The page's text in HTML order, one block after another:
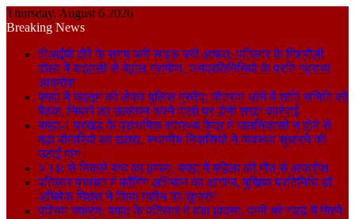
Thursday, August 6 2026
Breaking News
वीआईपी दौरे के समय बनी सड़क बनी आफत, पतिलार के मिश्रौली
टोला में बदहाली से बेहाल ग्रामीण, जनप्रतिनिधियों के प्रति गहराया
आक्रोश
बगहा में चहलूम को लेकर पुलिस मुस्तैद: चौतरवा थाने में शांति समिति की
बैठक, नियमों का उल्लंघन करने वालों पर होगी सख्त कार्रवाई
बगहा-1 प्रखंड के प्राथमिक स्वास्थ्य केंद्र में जलनिकासी न होने से
बढ़ा बीमारियों का खतरा, स्थानीय निवासियों ने व्यवस्था सुधारने की
उठाई मांग।
VTR से निकले बाघ का हमला, बगहा में महिला की मौत से आक्रोश
पतिलार पंचायत में फॉगिंग अभियान का आगाज, मुखिया प्रतिनिधि डॉ.
अभिषेक मिश्रा ने किया मशीन का शुभारंभ
पश्चिम चंपारण: बगहा के पतिलार में बड़ा हादसा, पानी भरे गड्ढे में गिरने